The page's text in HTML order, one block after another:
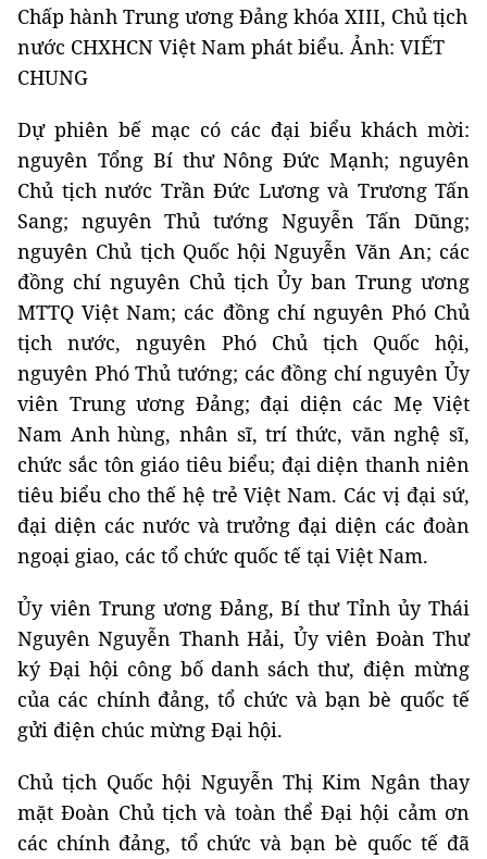
Chấp hành Trung ương Đảng khóa XIII, Chủ tịch
nước CHXHCN Việt Nam phát biểu. Ảnh: VIẾT
CHUNG
Dự phiên bế mạc có các đại biểu khách mời:
nguyên Tổng Bí thư Nông Đức Mạnh; nguyên
Chủ tịch nước Trần Đức Lương và Trương Tấn
Sang; nguyên Thủ tướng Nguyễn Tấn Dũng;
nguyên Chủ tịch Quốc hội Nguyễn Văn An; các
đồng chí nguyên Chủ tịch Ủy ban Trung ương
MTTQ Việt Nam; các đồng chí nguyên Phó Chủ
tịch nước, nguyên Phó Chủ tịch Quốc hội,
nguyên Phó Thủ tướng; các đồng chí nguyên Ủy
viên Trung ương Đảng; đại diện các Mẹ Việt
Nam Anh hùng, nhân sĩ, trí thức, văn nghệ sĩ,
chức sắc tôn giáo tiêu biểu; đại diện thanh niên
tiêu biểu cho thế hệ trẻ Việt Nam. Các vị đại sứ,
đại diện các nước và trưởng đại diện các đoàn
ngoại giao, các tổ chức quốc tế tại Việt Nam.
Ủy viên Trung ương Đảng, Bí thư Tỉnh ủy Thái
Nguyên Nguyễn Thanh Hải, Ủy viên Đoàn Thư
ký Đại hội công bố danh sách thư, điện mừng
của các chính đảng, tổ chức và bạn bè quốc tế
gửi điện chúc mừng Đại hội.
Chủ tịch Quốc hội Nguyễn Thị Kim Ngân thay
mặt Đoàn Chủ tịch và toàn thể Đại hội cảm ơn
các chính đảng, tổ chức và bạn bè quốc tế đã